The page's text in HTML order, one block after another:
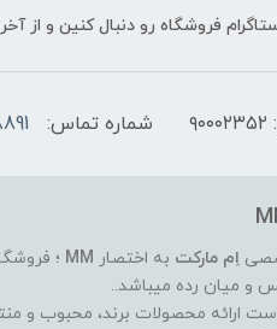
فروشگاه رو دنبال کنین و از
شماره تماس:
اِم مارکت به اختصار MM ؛
و میان رده میباشد..
1399 با سیاست ارائه محصولات برند،